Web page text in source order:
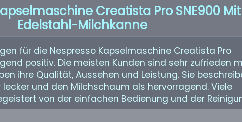
Kapselmaschine Creatista Pro SNE900 Mit
Edelstahl-Milchkanne
für die Nespresso Kapselmaschine Creatista Pro
positiv. Die meisten Kunden sind sehr zufrieden
ihre Qualität, Aussehen und Leistung. Sie
und den Milchschaum als hervorragend. Viele
von der einfachen Bedienung und der